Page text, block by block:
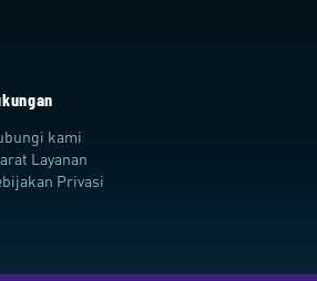
kami
Layanan
Privasi